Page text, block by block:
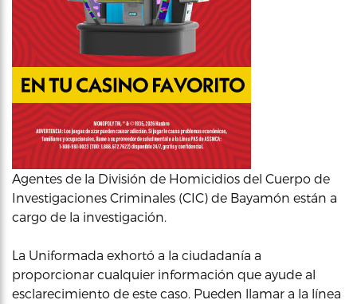
Agentes de la División de Homicidios del Cuerpo de
Investigaciones Criminales (CIC) de Bayamón están a
cargo de la investigación.
La Uniformada exhortó a la ciudadanía a
proporcionar cualquier información que ayude al
esclarecimiento de este caso. Pueden llamar a la línea